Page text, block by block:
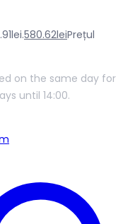
580.62leiPrețul
on the same day for
until 14:00.